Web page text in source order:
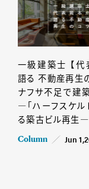
一級建築士 【代
語る 不動産再生
ナフサ不足で建
―「ハーフスケル
る築古ビル再生―
Column Jun